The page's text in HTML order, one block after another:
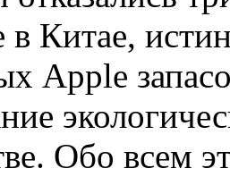
Китае,
Apple
Обо всем